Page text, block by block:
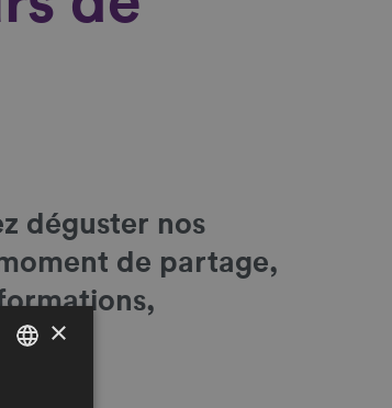
déguster nos
de partage,
×